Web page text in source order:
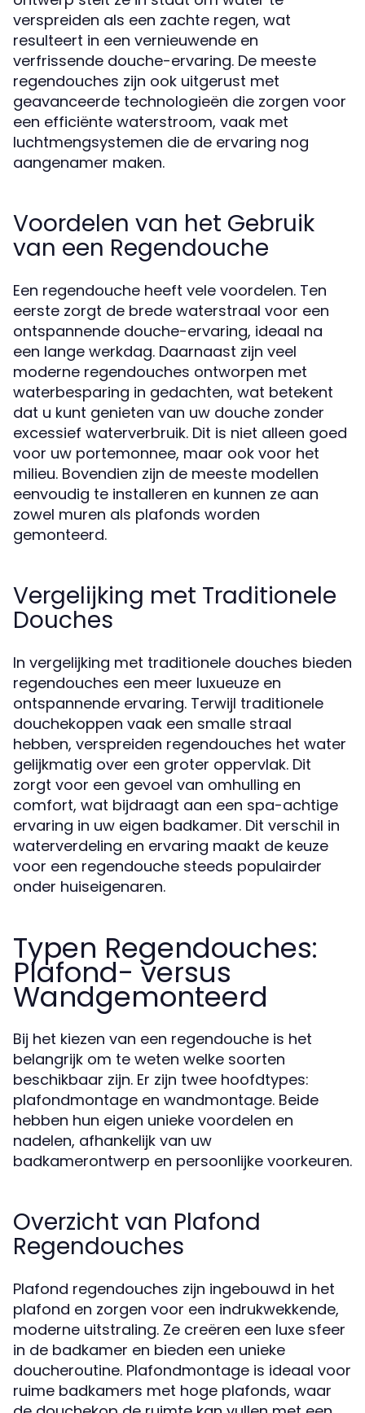
verspreiden als een zachte regen, wat
resulteert in een vernieuwende en
verfrissende douche-ervaring. De meeste
regendouches zijn ook uitgerust met
geavanceerde technologieën die zorgen voor
een efficiënte waterstroom, vaak met
luchtmengsystemen die de ervaring nog
aangenamer maken.
Voordelen van het Gebruik
van een Regendouche
Een regendouche heeft vele voordelen. Ten
eerste zorgt de brede waterstraal voor een
ontspannende douche-ervaring, ideaal na
een lange werkdag. Daarnaast zijn veel
moderne regendouches ontworpen met
waterbesparing in gedachten, wat betekent
dat u kunt genieten van uw douche zonder
excessief waterverbruik. Dit is niet alleen goed
voor uw portemonnee, maar ook voor het
milieu. Bovendien zijn de meeste modellen
eenvoudig te installeren en kunnen ze aan
zowel muren als plafonds worden
gemonteerd.
Vergelijking met Traditionele
Douches
In vergelijking met traditionele douches bieden
regendouches een meer luxueuze en
ontspannende ervaring. Terwijl traditionele
douchekoppen vaak een smalle straal
hebben, verspreiden regendouches het water
gelijkmatig over een groter oppervlak. Dit
zorgt voor een gevoel van omhulling en
comfort, wat bijdraagt aan een spa-achtige
ervaring in uw eigen badkamer. Dit verschil in
waterverdeling en ervaring maakt de keuze
voor een regendouche steeds populairder
onder huiseigenaren.
Typen Regendouches:
Plafond- versus
Wandgemonteerd
Bij het kiezen van een regendouche is het
belangrijk om te weten welke soorten
beschikbaar zijn. Er zijn twee hoofdtypes:
plafondmontage en wandmontage. Beide
hebben hun eigen unieke voordelen en
nadelen, afhankelijk van uw
badkamerontwerp en persoonlijke voorkeuren.
Overzicht van Plafond
Regendouches
Plafond regendouches zijn ingebouwd in het
plafond en zorgen voor een indrukwekkende,
moderne uitstraling. Ze creëren een luxe sfeer
in de badkamer en bieden een unieke
doucheroutine. Plafondmontage is ideaal voor
ruime badkamers met hoge plafonds, waar